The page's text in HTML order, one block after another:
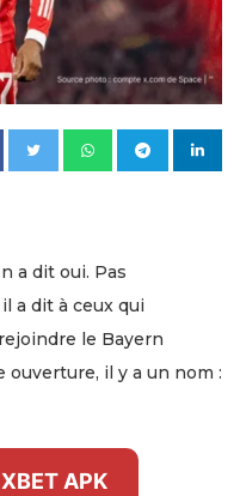
a dit oui. Pas
a dit à ceux qui
le Bayern
il y a un nom :
APK